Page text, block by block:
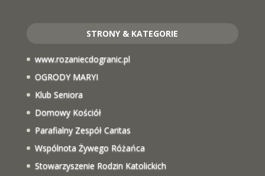
STRONY & KATEGORIE
www.rozaniecdogranic.pl
OGRODY MARYI
Klub Seniora
Domowy Kościół
Parafialny Zespół Caritas
Wspólnota Żywego Różańca
Stowarzyszenie Rodzin Katolickich